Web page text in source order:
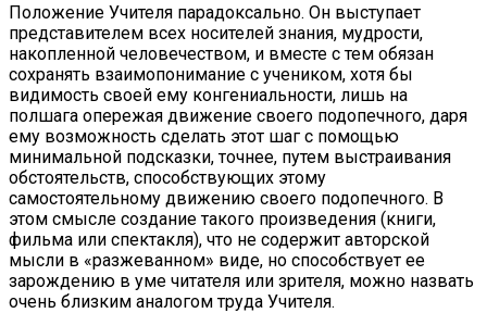
Положение Учителя парадоксально. Он выступает
представителем всех носителей знания, мудрости,
накопленной человечеством, и вместе с тем обязан
сохранять взаимопонимание с учеником, хотя бы
видимость своей ему конгениальности, лишь на
полшага опережая движение своего подопечного, даря
ему возможность сделать этот шаг с помощью
минимальной подсказки, точнее, путем выстраивания
обстоятельств, способствующих этому
самостоятельному движению своего подопечного. В
этом смысле создание такого произведения (книги,
фильма или спектакля), что не содержит авторской
мысли в «разжеванном» виде, но способствует ее
зарождению в уме читателя или зрителя, можно назвать
очень близким аналогом труда Учителя.